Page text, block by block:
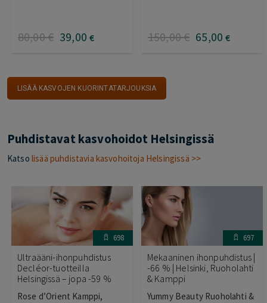
80,00€ 39,00 € 150,00€ 65,00 €
LISÄÄ KASVOJEN KUORINTATARJOUKSIA
Puhdistavat kasvohoidot Helsingissä
Katso lisää puhdistavia kasvohoitoja Helsingissä >>
698
Ultraääni-ihonpuhdistus
Decléor-tuotteilla
Helsingissä – jopa -59 %
Rose d’Orient Kamppi,
697
Mekaaninen ihonpuhdistus |
-66 % | Helsinki, Ruoholahti
& Kamppi
Yummy Beauty Ruoholahti &